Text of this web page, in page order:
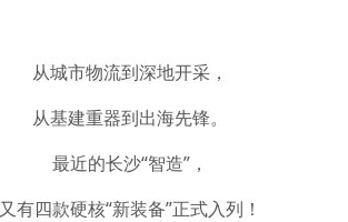
从城市物流到深地开采，
从基建重器到出海先锋。
最近的长沙“智造”，
又有四款硬核“新装备”正式入列！